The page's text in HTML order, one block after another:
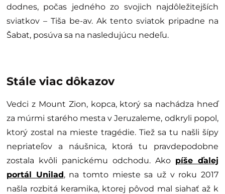
dodnes, počas jedného zo svojich najdôležitejších
sviatkov – Tiša be-av. Ak tento sviatok pripadne na
Šabat, posúva sa na nasledujúcu nedeľu.
Stále viac dôkazov
Vedci z Mount Zion, kopca, ktorý sa nachádza hneď
za múrmi starého mesta v Jeruzaleme, odkryli popol,
ktorý zostal na mieste tragédie. Tiež sa tu našli šípy
nepriateľov a náušnica, ktorá tu pravdepodobne
zostala kvôli panickému odchodu. Ako píše ďalej
portál Unilad, na tomto mieste sa už v roku 2017
našla rozbitá keramika, ktorej pôvod mal siahať až k